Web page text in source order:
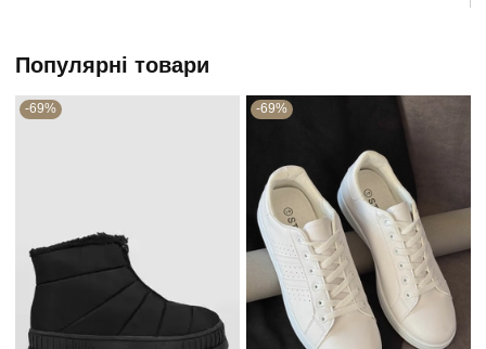
Популярні товари
-69% -69%